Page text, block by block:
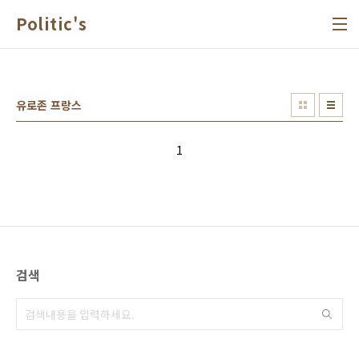
Politic's
유로존 프랑스
1
검색